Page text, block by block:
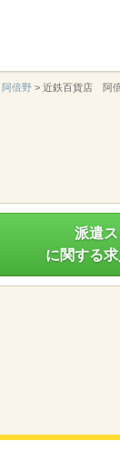
阿倍野 > 近鉄百貨店 阿
派遣
に関する